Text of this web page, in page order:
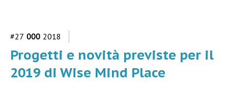
#27 000 2018
Progetti e novità previste per il
2019 di Wise Mind Place